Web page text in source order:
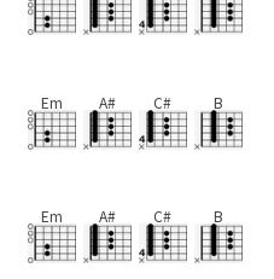
Em A# C# B
Em A# C# B